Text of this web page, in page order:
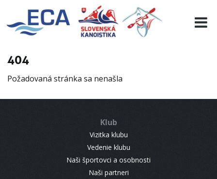
404
Požadovaná stránka sa nenašla
Klub
Vizitka klubu
Vedenie klubu
Naši športovci a osobnosti
Naši partneri
EURO 19
INFO
RESULTS
CONTACT